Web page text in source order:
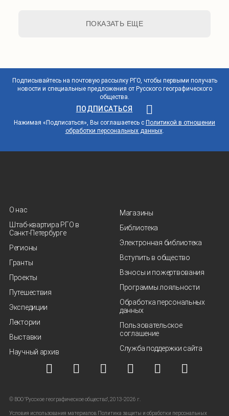
ПОКАЗАТЬ ЕЩЕ
Подписывайтесь на почтовую рассылку РГО, чтобы первыми получать
новости и специальные предложения от Русского географического
общества.
ПОДПИСАТЬСЯ
Нажимая «Подписаться», Вы соглашаетесь с Политикой в отношении
обработки персональных данных.
О нас
Штаб-квартира РГО в
Санкт‑Петербурге
Регионы
Гранты
Проекты
Путешествия
Экспедиции
Лектории
Выставки
Научный архив
Магазины
Библиотека
Электронная библиотека
Вступить в общество
Взносы и пожертвования
Программы лояльности
Обработка персональных
данных
Пользовательское
соглашение
Служба поддержки сайта
© ВОО "Русское географическое общество", 2013-2026 г.
Условия использования материалов Политика защиты и обработки персональных